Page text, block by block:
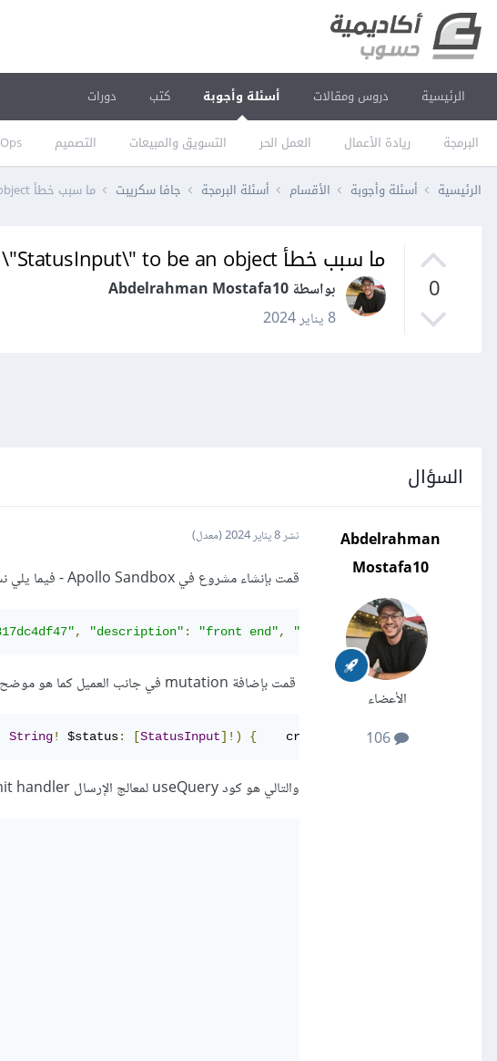
الرئيسية دروس ومقالات أسئلة وأجوبة
البرمجة ريادة الأعمال العمل الحر التسويق والمبيعات التصميم
كتب دورات
الرئيسية أسئلة وأجوبة الأقسام أسئلة البرمجة جافا سكريبت ما سبب خطأ GraphQLError: Expected type \"StatusInput\" to be an object
0
ما سبب خطأ GraphQLError: Expected type \"StatusInput\" to be an object
بواسطة Abdelrahman Mostafa10
8 يناير 2024
السؤال
Abdelrahman
Mostafa10
الأعضاء
106
نشر8 يناير 2024 (معدل)
قمت بإنشاء مشروع في Apollo Sandbox - فيما يلي نسخة من نسخة المشروع من Apollo Sandbox:
, "description" : "front end", "name" "new react"
قمت بإضافة mutation في جانب العميل كما هو موضح أدناه:
String! $status: [StatusInput]!) {
    createProject
(name
والتالي هو كود useQuery لمعالج الإرسال submit handler: